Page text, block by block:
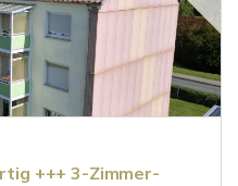
+++ 3-Zimmer-